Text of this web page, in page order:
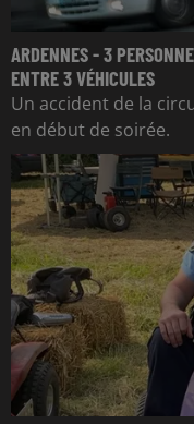
ARDENNES - 3
ENTRE 3 VÉHICULES
Un accident de la
en début de soirée.